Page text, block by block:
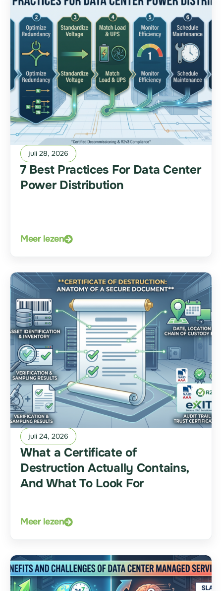
juli 28, 2026
7 Best Practices For Data Center
Power Distribution
Meer lezen
juli 24, 2026
What a Certificate of
Destruction Actually Contains,
And What To Look For
Meer lezen